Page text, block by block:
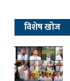
विशेष खोज